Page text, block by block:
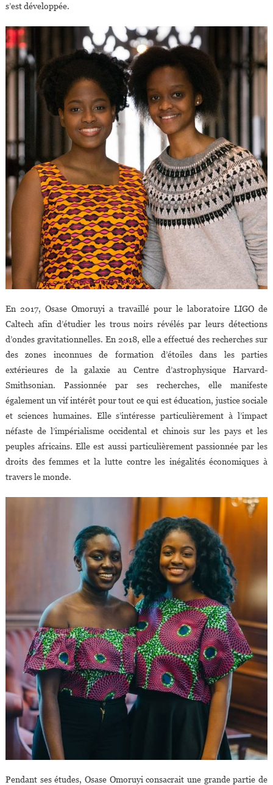
s’est développée.
En 2017, Osase Omoruyi a travaillé pour le laboratoire LIGO de
Caltech afin d’étudier les trous noirs révélés par leurs détections
d’ondes gravitationnelles. En 2018, elle a effectué des recherches sur
des zones inconnues de formation d’étoiles dans les parties
extérieures de la galaxie au Centre d’astrophysique Harvard-
Smithsonian. Passionnée par ses recherches, elle manifeste
également un vif intérêt pour tout ce qui est éducation, justice sociale
et sciences humaines. Elle s’intéresse particulièrement à l’impact
néfaste de l’impérialisme occidental et chinois sur les pays et les
peuples africains. Elle est aussi particulièrement passionnée par les
droits des femmes et la lutte contre les inégalités économiques à
travers le monde.
Pendant ses études, Osase Omoruyi consacrait une grande partie de